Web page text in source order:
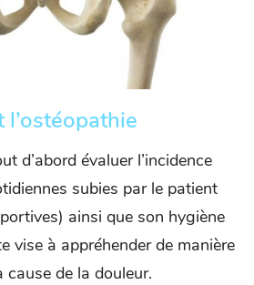
d’abord évaluer l’incidence
subies par le patient
ainsi que son hygiène
vise à appréhender de manière
de la douleur.